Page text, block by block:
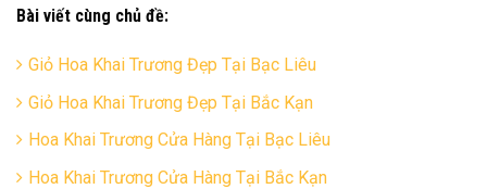
Bài viết cùng chủ đề:
Giỏ Hoa Khai Trương Đẹp Tại Bạc Liêu
Giỏ Hoa Khai Trương Đẹp Tại Bắc Kạn
Hoa Khai Trương Cửa Hàng Tại Bạc Liêu
Hoa Khai Trương Cửa Hàng Tại Bắc Kạn